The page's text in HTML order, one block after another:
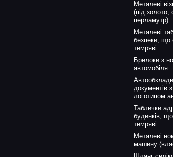
Металеві
(під золото,
перламутр)
Металеві
безпеки, що
темряві
Брелоки з
автомобіля
документів
логотипом
Таблички
будинків, що
темряві
Металеві
машину